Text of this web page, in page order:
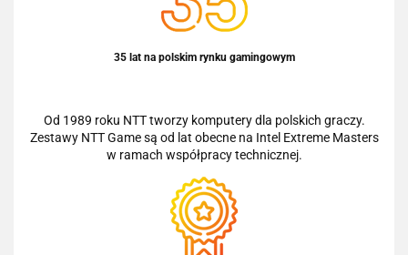
35 lat na polskim rynku gamingowym
Od 1989 roku NTT tworzy komputery dla polskich graczy.
Zestawy NTT Game są od lat obecne na Intel Extreme Masters
w ramach współpracy technicznej.